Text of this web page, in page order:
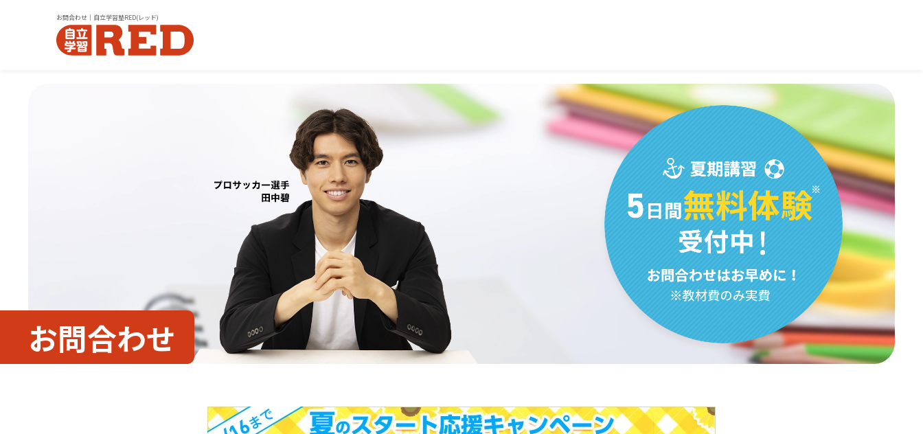
お問合わせ｜自立学習塾RED(レッド)
お問合わせ